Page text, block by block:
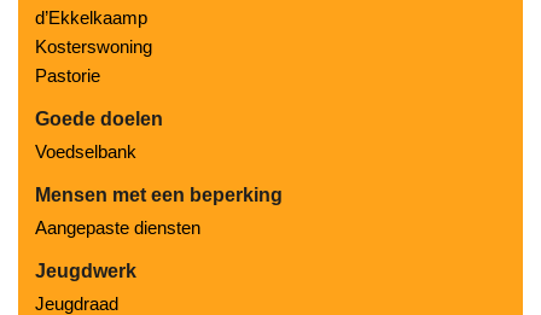
d’Ekkelkaamp
Kosterswoning
Pastorie
Goede doelen
Voedselbank
Mensen met een beperking
Aangepaste diensten
Jeugdwerk
Jeugdraad